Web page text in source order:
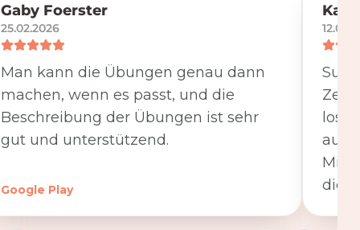
Gaby Foerster
25.02.2026
Man kann die Übungen genau dann
machen, wenn es passt, und die
Beschreibung der Übungen ist sehr
gut und unterstützend.
Google Play
Zeit
die